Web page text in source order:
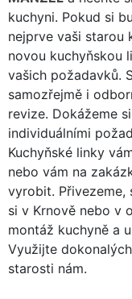
kuchyni. Pokud si
nejprve vaši starou
novou kuchyňskou
vašich požadavků.
samozřejmě i
revize. Dokážeme
individuálními
Kuchyňské linky
nebo vám na
vyrobit. Přivezeme,
si v Krnově nebo v
montáž kuchyně a
Využijte
starosti nám.